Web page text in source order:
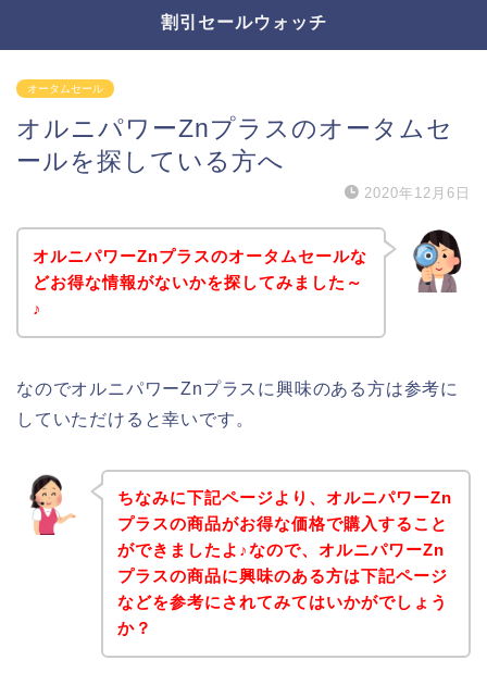
割引セールウォッチ
オータムセール
オルニパワーZnプラスのオータムセ
ールを探している方へ
2020年12月6日
オルニパワーZnプラスのオータムセールな
どお得な情報がないかを探してみました～
♪
なのでオルニパワーZnプラスに興味のある方は参考に
していただけると幸いです。
ちなみに下記ページより、オルニパワーZn
プラスの商品がお得な価格で購入すること
ができましたよ♪なので、オルニパワーZn
プラスの商品に興味のある方は下記ページ
などを参考にされてみてはいかがでしょう
か？